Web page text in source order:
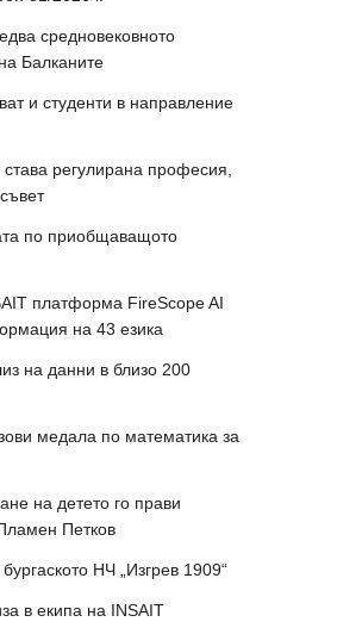
средновековното
Балканите
и студенти в направление
регулирана професия,
по приобщаващото
платформа FireScope AI
на 43 езика
на данни в близо 200
медала по математика за
на детето го прави
Петков
НЧ „Изгрев 1909“
в екипа на INSAIT